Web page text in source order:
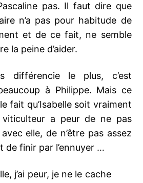
pas. Il faut dire que
n’a pas pour habitude de
et de ce fait, ne semble
la peine d’aider.
différencie le plus, c’est
à Philippe. Mais ce
fait qu’Isabelle soit vraiment
a peur de ne pas
elle, de n’être pas assez
de finir par l’ennuyer …
j’ai peur, je ne le cache